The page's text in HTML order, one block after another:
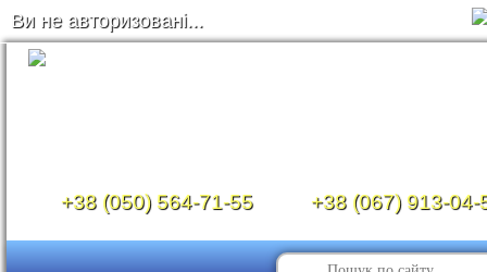
Ви не авторизовані...
+38 (050) 564-71-55 +38 (067) 913-04-